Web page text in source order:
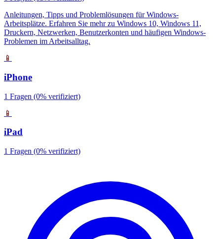
Anleitungen, Tipps und Problemlösungen für Windows-
Arbeitsplätze. Erfahren Sie mehr zu Windows 10, Windows 11,
Druckern, Netzwerken, Benutzerkonten und häufigen Windows-
Problemen im Arbeitsalltag.
📱
iPhone
1 Fragen (0% verifiziert)
📱
iPad
1 Fragen (0% verifiziert)